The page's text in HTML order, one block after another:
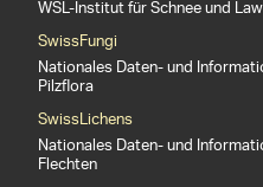
WSL-Institut für Schnee und
SwissFungi
Nationales Daten- und
Pilzflora
SwissLichens
Nationales Daten- und
Flechten